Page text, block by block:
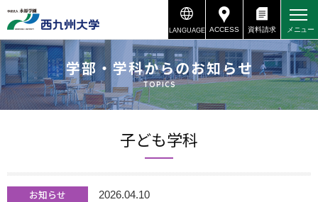
資料請求 アクセス
メニュー
LANGUAGE 資料請求
ACCESS
学部・学科からのお知らせ
TOPICS
子ども学科
お知らせ
2026.04.10